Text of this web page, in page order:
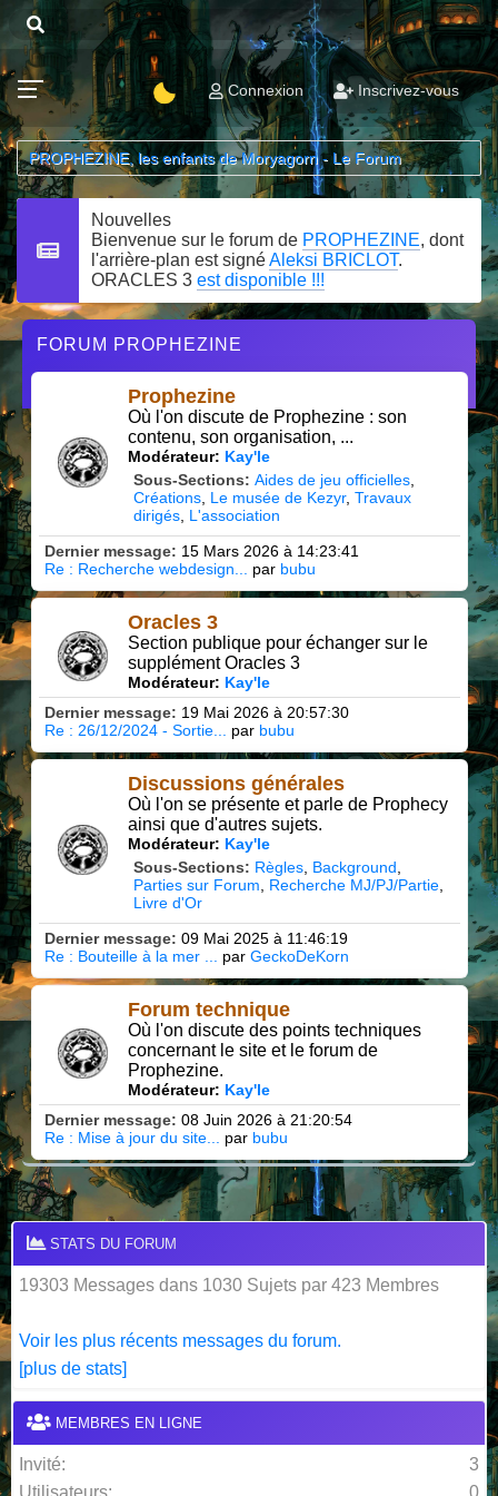
Connexion Inscrivez-vous
PROPHEZINE, les enfants de Moryagorn - Le Forum
Nouvelles
Bienvenue sur le forum de PROPHEZINE, dont
l'arrière-plan est signéAleksi BRICLOT.
ORACLES 3 est disponible !!!
FORUM PROPHEZINE
Prophezine
Où l'on discute de Prophezine : son
contenu, son organisation, ...
Modérateur: Kay'le
Sous-Sections
Aides de jeu officielles
Créations Le musée de Kezyr Travaux
dirigés L'association
Dernier message: 15 Mars 2026 à 14:23:41
Re : Recherche webdesign...
par bubu
Oracles 3
Section publique pour échanger sur le
supplément Oracles 3
Modérateur: Kay'le
Dernier message: 19 Mai 2026 à 20:57:30
Re : 26/12/2024 - Sortie...
par bubu
Discussions générales
Où l'on se présente et parle de Prophecy
ainsi que d'autres sujets.
Modérateur: Kay'le
Sous-Sections
Règles Background
Parties sur Forum
Recherche MJ/PJ/Partie
Livre d'Or
Dernier message: 09 Mai 2025 à 11:46:19
Re : Bouteille à la mer ...
par GeckoDeKorn
Forum technique
Où l'on discute des points techniques
concernant le site et le forum de
Prophezine.
Modérateur: Kay'le
Dernier message: 08 Juin 2026 à 21:20:54
Re : Mise à jour du site...
par bubu
STATS DU FORUM
19303 Messages dans 1030 Sujets par 423 Membres
Voir les plus récents messages du forum.
[plus de stats]
MEMBRES EN LIGNE
Invité:
3